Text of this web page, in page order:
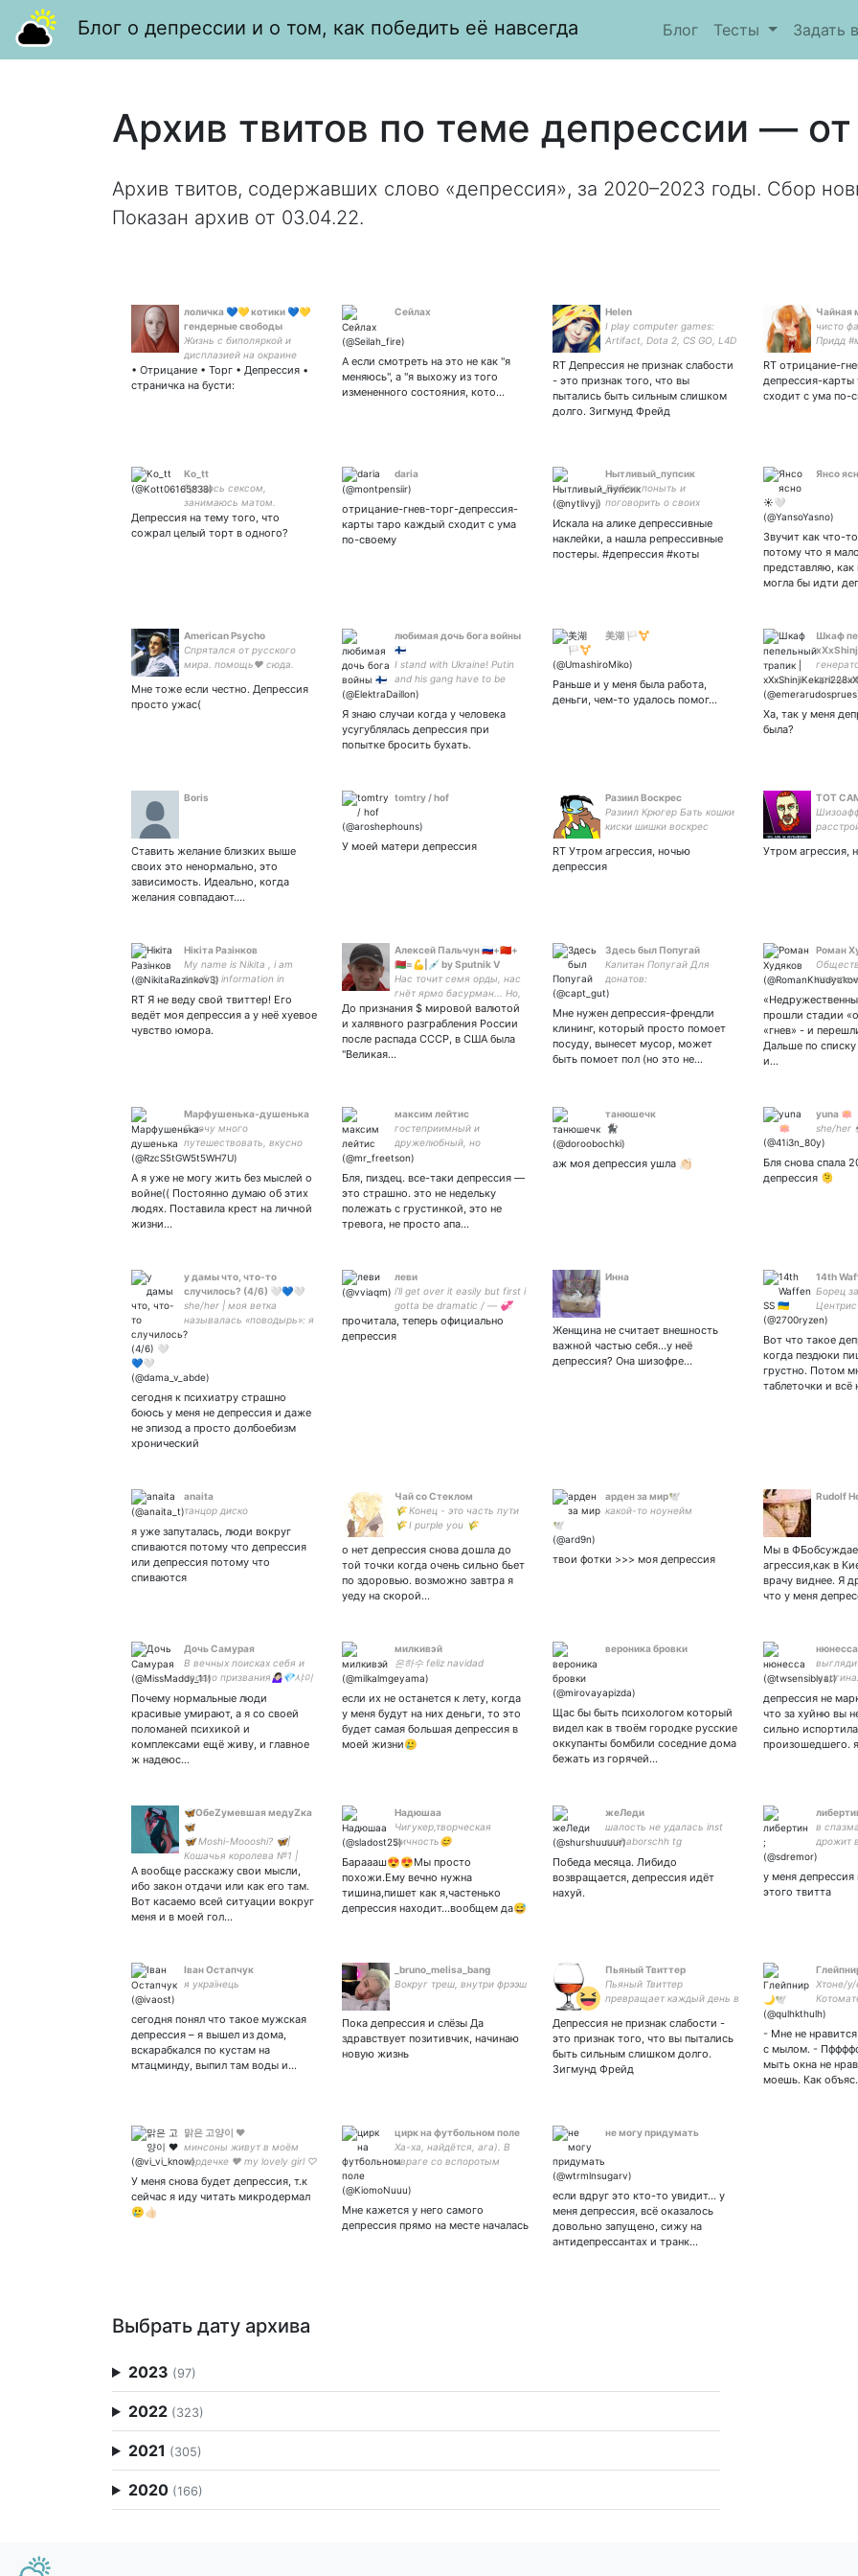
Блог о депрессии и о том, как победить её навсегда Блог Тесты Задать
Архив твитов по теме депрессии —
Архив твитов, содержавших слово «депрессия», за 2020–2023 годы. Сбор
Показан архив от 03.04.22.
лоличка 💙💛 котики 💙💛
гендерные свободы
Жизнь с биполяркой и
дисплазией на окраине
Махачкалы и всякое
интересное про биологию
• Отрицание • Торг • Депрессия •
страничка на бусти:
Сейлах
А если смотреть на это не как "я
меняюсь", а "я выхожу из того
измененного состояния, кото…
Helen
I play computer games:
Artifact, Dota 2, CS GO, L4D
beautiful chubby game girl,
plussize model:
RT Депрессия не признак слабости
- это признак того, что вы
пытались быть сильным слишком
долго. Зигмунд Фрейд
Чайная
чисто
Придд
волков
RT отрицание-
депрессия-
сходит с ума по-
Ko_tt
Ругаюсь сексом,
занимаюсь матом.
Депрессия на тему того, что
сожрал целый торт в одного?
daria
отрицание-гнев-торг-депрессия-
карты таро каждый сходит с ума
по-своему
Нытливый_пупсик
Люблю поныть и
поговорить о своих
проблемах со здоровьем, а
у кого их нет в 24?
Искала на алике депрессивные
наклейки, а нашла репрессивные
постеры. #депрессия #коты
Янсо
Звучит как что-
потому что я
представляю, как
могла бы идти
American Psycho
Спрятался от русского
мира. помощь❤️ сюда.
Мне тоже если честно. Депрессия
просто ужас(
любимая дочь бога войны
🇫🇮
I stand with Ukraine! Putin
and his gang have to be
judged!
Я знаю случаи когда у человека
усугублялась депрессия при
попытке бросить бухать.
美湖 🏳️‍⚧️
Раньше и у меня была работа,
деньги, чем-то удалось помог…
Шкаф
дрочу
всякой
Ха, так у меня
была?
Boris
Ставить желание близких выше
своих это ненормально, это
зависимость. Идеально, когда
желания совпадают.…
tomtry / hof
У моей матери депрессия
Разиил Воскрес
Разиил Крюгер Бать кошки
киски шишки воскрес
Гомофоб.
RT Утром агрессия, ночью
депрессия
ТОТ
Утром агрессия,
Нікіта Разінков
My name is Nikita , i am
reading information in
want to help Ukraine,
support me !
RT Я не веду свой твиттер! Его
ведёт моя депрессия а у неё хуевое
чувство юмора.
Алексей Пальчун 🇷🇺+🇨🇳+
🇧🇾=💪|💉 by Sputnik V
Нас точит семя орды, нас
гнёт ярмо басурман... Но,
в наших венах кипит небо
славян! И от чудских
берегов, до ледяной
До признания $ мировой валютой
и халявного разграбления России
после распада СССР, в США была
"Великая…
Здесь был Попугай
Капитан Попугай Для
донатов:
Мне нужен депрессия-френдли
клининг, который просто помоет
посуду, вынесет мусор, может
быть помоет пол (но это не…
Роман
Москва,
прошли стадии
«гнев» - и
Дальше по списку
и…
Марфушенька-душенька
Я хочу много
путешествовать, вкусно
жрать и спать с любимым
А я уже не могу жить без мыслей о
войне(( Постоянно думаю об этих
людях. Поставила крест на личной
жизни…
максим лейтис
гостеприимный и
дружелюбный, но
уставший дед (инсайд).
иллюминат. тут чэн, конь
чэна, гималаи, черешня,
хэ-би-еби и просто (не)
очень весело
Бля, пиздец. все-таки депрессия —
это страшно. это не недельку
полежать с грустинкой, это не
тревога, не просто апа…
танюшечк
🐈‍⬛
аж моя депрессия ушла 👏🏻
yuna 🪷
she/her
Бля снова спала
депрессия 🫠
у дамы что, что-то
случилось? (4/6) 🤍💙🤍
she/her | моя ветка
называлась «поводырь»: я
вела людей через темноту,
сегодня к психиатру страшно
боюсь у меня не депрессия и даже
не эпизод а просто долбоебизм
хронический
леви
i’ll get over it easily but first i
gotta be dramatic / — 💞
прочитала, теперь официально
депрессия
Инна
Женщина не считает внешность
важной частью себя...у неё
депрессия? Она шизофре…
14th
Борец
Вот что такое
когда пездюки
грустно. Потом
таблеточки и всё
anaita
танцор диско
я уже запуталась, люди вокруг
спиваются потому что депрессия
или депрессия потому что
спиваются
Чай со Стеклом
🌾 Конец - это часть пути
🌾 I purple you 🌾
интересным✨ 714747179
eur 🌾 щитпост 🌾 (юп
о нет депрессия снова дошла до
той точки когда очень сильно бьет
по здоровью. возможно завтра я
уеду на скорой…
арден за мир🕊
какой-то ноунейм
твои фотки >>> моя депрессия
Rudolf
Мы в
агрессия,как в
врачу виднее. Я
что у меня
Дочь Самурая
В вечных поисках себя и
своего призвания🤷🏻‍♀️💎샤이
#Jaehyun💚
Почему нормальные люди
красивые умирают, а я со своей
поломаней психикой и
комплексами ещё живу, и главное
ж надеюс…
милкивэй
은하수 feliz navidad
если их не останется к лету, когда
у меня будут на них деньги, то это
будет самая большая депрессия в
моей жизни🥲
вероника бровки
Щас бы быть психологом который
видел как в твоём городке русские
оккупанты бомбили соседние дома
бежать из горячей…
нюнесса
депрессия не
что за хуйню вы
сильно
произошедшего.
🦋ОбеZумевшая медуZка
🦋
🦋 Moshi-Moooshi? 🦋|
Кошачья королева №1 |
Сладости – мое средство
усмирения | Не спит 25/8 |
Гин по профессии, но в
отставке | Начинающий
А вообще расскажу свои мысли,
ибо закон отдачи или как его там.
Вот касаемо всей ситуации вокруг
меня и в моей гол…
Надюшаа
Чигукер,творческая
личность😊
Бараааш😍😍Мы просто
похожи.Ему вечно нужна
тишина,пишет как я,частенько
депрессия находит...вообщем да😅
жеЛеди
шалость не удалась inst
sashaborschh tg
Победа месяца. Либидо
возвращается, депрессия идёт
нахуй.
в
дрожит
; meine
у меня депрессия
этого твитта
Іван Остапчук
я українець
сегодня понял что такое мужская
депрессия – я вышел из дома,
вскарабкался по кустам на
мтацминду, выпил там воды и…
_bruno_melisa_bang
Вокруг треш, внутри фрээш
Пока депрессия и слёзы Да
здравствует позитивчик, начинаю
новую жизнь
Пьяный Твиттер
Пьяный Твиттер
превращает каждый день в
кровообращение и
снимает стресс. Моя
электропочта -
adv.dimaruru
Депрессия не признак слабости -
это признак того, что вы пытались
быть сильным слишком долго.
Зигмунд Фрейд
Хтоне/
хуйни и
вашу
- Мне не
с мылом. -
мыть окна не
моешь. Как
맑은 고양이 ♥︎
минсоны живут в моём
сердечке ♥︎ my lovely girl ♡
У меня снова будет депрессия, т.к
сейчас я иду читать микродермал
🥲👍🏻
цирк на футбольном поле
Ха-ха, найдётся, ага). В
овраге со вспоротым
Мне кажется у него самого
депрессия прямо на месте началась
не могу придумать
если вдруг это кто-то увидит... у
меня депрессия, всё оказалось
довольно запущено, сижу на
антидепрессантах и транк…
Выбрать дату архива
2023 (97)
2022 (323)
2021 (305)
2020 (166)